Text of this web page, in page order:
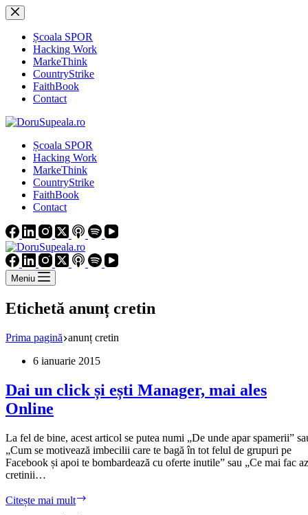
Sari
la
conținutȘcoala SPOR
Hacking Work
MarkeThink
CountryStrike
FaithBook
Contact
Școala SPOR
Hacking Work
MarkeThink
CountryStrike
FaithBook
Contact
Meniu
Etichetă anunț cretin
Prima pagină anunț cretin
6 ianuarie 2015
Dai un click și ești Manager, mai ales
Online
La fel de bine, acest articol se putea numi „De unde apar spamerii”
„Cum se motivează imbecilii care te bagă în tot felul de grupuri pe
Facebook și apoi te bombardează cu oferte inutile” sau „Ce mai fac
cretinii…
Citește mai mult